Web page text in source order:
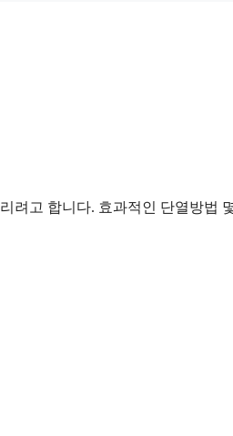
려고 합니다. 효과적인 단열방법